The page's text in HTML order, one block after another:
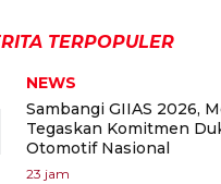
TERPOPULER
NEWS
Sambangi GIIAS 2026,
Tegaskan Komitmen
Otomotif Nasional
23 jam